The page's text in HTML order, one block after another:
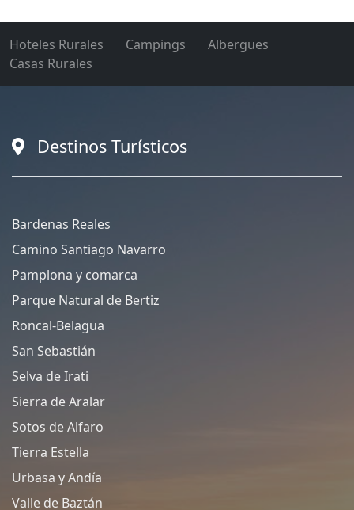
Hoteles Rurales Campings
Albergues
Casas Rurales
Destinos Turísticos
Bardenas Reales
Camino Santiago Navarro
Pamplona y comarca
Parque Natural de Bertiz
Roncal-Belagua
San Sebastián
Selva de Irati
Sierra de Aralar
Sotos de Alfaro
Tierra Estella
Urbasa y Andía
Valle de Baztán